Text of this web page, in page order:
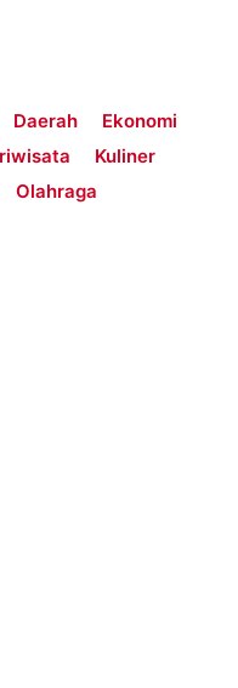
Daerah
Ekonomi
Kuliner
Olahraga